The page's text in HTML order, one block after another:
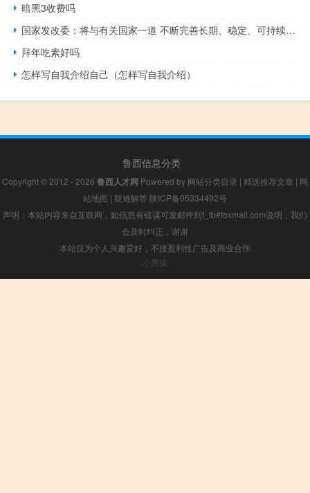
暗黑3收费吗
国家发改委：将与有关国家一道 不断完善长期、稳定、可持续、风险可控的投融资体系
拜年吃素好吗
怎样写自我介绍自己（怎样写自我介绍）
鲁西信息分类
Copyright © 2012 - 2026 鲁西人才网 Powered by 网站分类目录 | 精选推荐文章 | 网
站地图 | 疑难解答 陕ICP备05334492号
声明：本站内容来自互联网，如信息有错误可发邮件到f_fb#foxmail.com说明，我们
会及时纠正，谢谢
本站仅为个人兴趣爱好，不接盈利性广告及商业合作
小男孩